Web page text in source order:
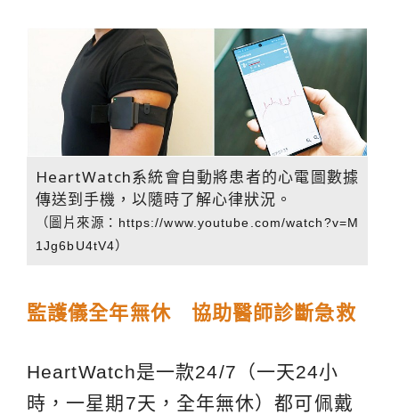
HeartWatch系統會自動將患者的心電圖數據
傳送到手機，以隨時了解心律狀況。
（圖片來源： https://www.youtube.com/watch?v=M
1Jg6bU4tV4）
監護儀全年無休 協助醫師診斷急救
HeartWatch是一款24/7（一天24小
時，一星期7天，全年無休）都可佩戴